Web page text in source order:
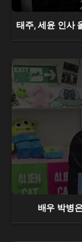
태주, 세윤 인사
배우 박병